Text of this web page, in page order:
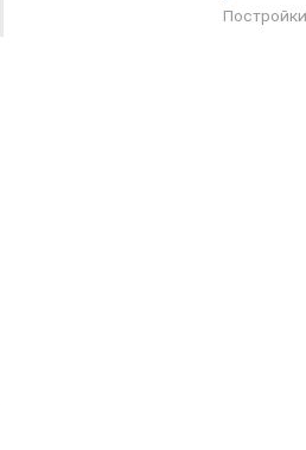
Постройки